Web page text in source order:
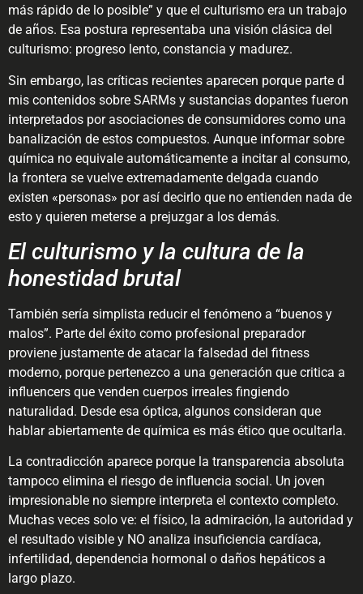
más rápido de lo posible” y que el culturismo era un trabajo
de años. Esa postura representaba una visión clásica del
culturismo: progreso lento, constancia y madurez.
Sin embargo, las críticas recientes aparecen porque parte d
mis contenidos sobre SARMs y sustancias dopantes fueron
interpretados por asociaciones de consumidores como una
banalización de estos compuestos. Aunque informar sobre
química no equivale automáticamente a incitar al consumo,
la frontera se vuelve extremadamente delgada cuando
existen «personas» por así decirlo que no entienden nada de
esto y quieren meterse a prejuzgar a los demás.
El culturismo y la cultura de la
honestidad brutal
También sería simplista reducir el fenómeno a “buenos y
malos”. Parte del éxito como profesional preparador
proviene justamente de atacar la falsedad del fitness
moderno, porque pertenezco a una generación que critica a
influencers que venden cuerpos irreales fingiendo
naturalidad. Desde esa óptica, algunos consideran que
hablar abiertamente de química es más ético que ocultarla.
La contradicción aparece porque la transparencia absoluta
tampoco elimina el riesgo de influencia social. Un joven
impresionable no siempre interpreta el contexto completo.
Muchas veces solo ve: el físico, la admiración, la autoridad y
el resultado visible y NO analiza insuficiencia cardíaca,
infertilidad, dependencia hormonal o daños hepáticos a
largo plazo.